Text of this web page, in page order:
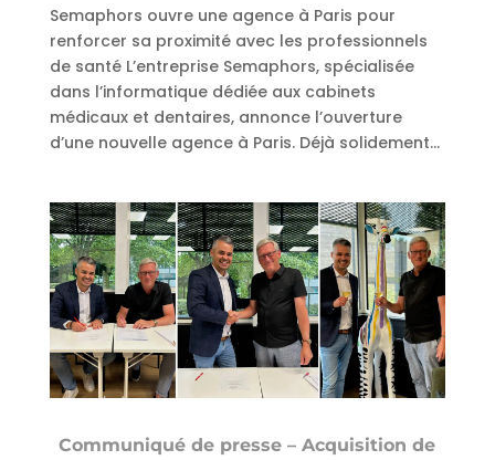
Semaphors ouvre une agence à Paris pour
renforcer sa proximité avec les professionnels
de santé L’entreprise Semaphors, spécialisée
dans l’informatique dédiée aux cabinets
médicaux et dentaires, annonce l’ouverture
d’une nouvelle agence à Paris. Déjà solidement...
Communiqué de presse – Acquisition de